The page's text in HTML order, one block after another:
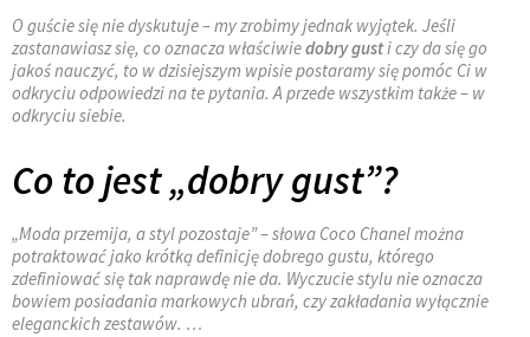
O guście się nie dyskutuje – my zrobimy jednak wyjątek. Jeśli
zastanawiasz się, co oznacza właściwiedobry gusti czy da się go
jakoś nauczyć, to w dzisiejszym wpisie postaramy się pomóc Ci w
odkryciu odpowiedzi na te pytania. A przede wszystkim także – w
odkryciu siebie.
Co to jest „dobry gust”?
„Moda przemija, a styl pozostaje” – słowa Coco Chanel można
potraktować jako krótką definicję dobrego gustu, którego
zdefiniować się tak naprawdę nie da. Wyczucie stylu nie oznacza
bowiem posiadania markowych ubrań, czy zakładania wyłącznie
eleganckich zestawów. …